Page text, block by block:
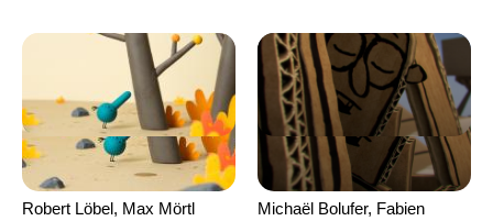
Robert Löbel, Max Mörtl
Michaël Bolufer, Fabien